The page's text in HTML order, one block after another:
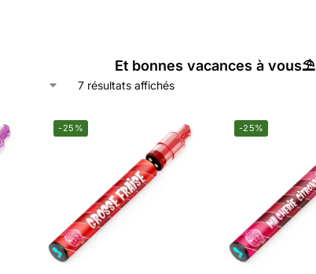
Et bonnes vacances à vous⛱️
7 résultats affichés
-25% -25%